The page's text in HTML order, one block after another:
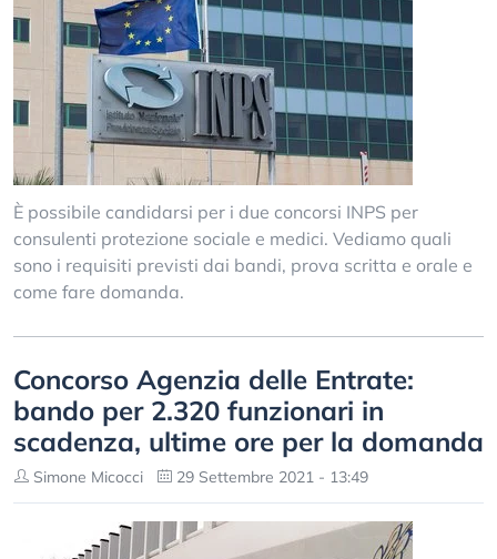
È possibile candidarsi per i due concorsi INPS per
consulenti protezione sociale e medici. Vediamo quali
sono i requisiti previsti dai bandi, prova scritta e orale e
come fare domanda.
Concorso Agenzia delle Entrate:
bando per 2.320 funzionari in
scadenza, ultime ore per la domanda
Simone Micocci 29 Settembre 2021 - 13:49